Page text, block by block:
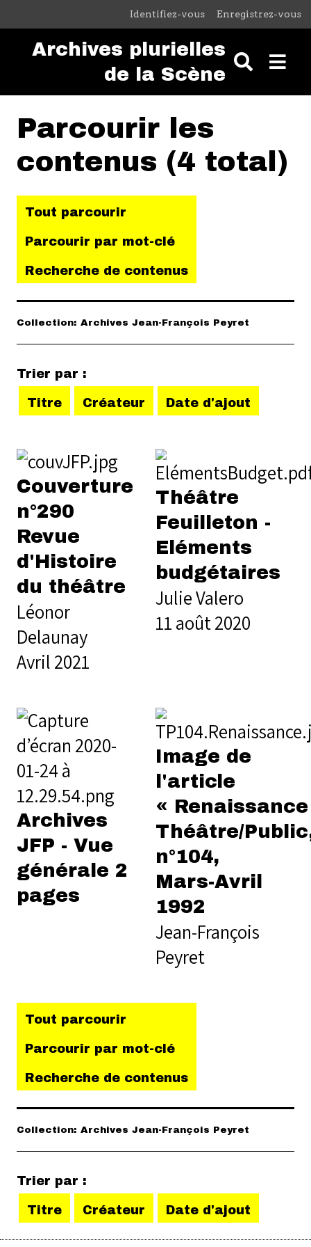
Passer au contenu principal
Identifiez-vous Enregistrez-vous
Archives plurielles
de la Scène
Parcourir les
contenus (4 total)
Tout parcourir
Parcourir par mot-clé
Recherche de contenus
Collection: Archives Jean-François Peyret
Trier par :
Titre Créateur Date d'ajout
Couverture
n°290
Revue
d'Histoire
du théâtre
Léonor
Delaunay
Avril 2021
Théâtre
Feuilleton -
Eléments
budgétaires
Julie Valero
11 août 2020
Archives
JFP - Vue
générale 2
pages
Image de
l'article
«
Théâtre/
n°104,
Mars-Avril
1992
Jean-François
Peyret
Tout parcourir
Parcourir par mot-clé
Recherche de contenus
Collection: Archives Jean-François Peyret
Trier par :
Titre Créateur Date d'ajout